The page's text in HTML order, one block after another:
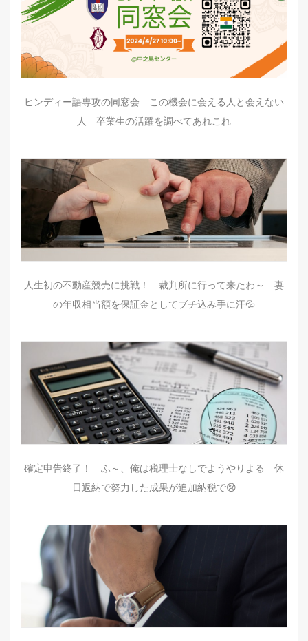
ヒンディー語専攻の同窓会 この機会に会える人と会えない
人 卒業生の活躍を調べてあれこれ
人生初の不動産競売に挑戦！ 裁判所に行って来たわ～ 妻
の年収相当額を保証金としてブチ込み手に汗💦
確定申告終了！ ふ～、俺は税理士なしでようやりよる 休
日返納で努力した成果が追加納税で😢